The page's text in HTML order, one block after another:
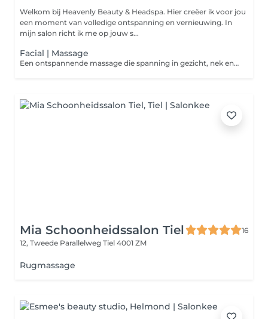
Welkom bij Heavenly Beauty & Headspa. Hier creëer ik voor jou
een moment van volledige ontspanning en vernieuwing. In
mijn salon richt ik me op jouw s...
Facial | Massage
Een ontspannende massage die spanning in gezicht, nek en schouders vermindert. Met zachte technieken worden spieren losgemaakt en de doorbloeding gestimuleerd, voor een ontspannen gevoel en een frisse uitstraling.
Mia Schoonheidssalon Tiel
16
12, Tweede Parallelweg Tiel 4001 ZM
Rugmassage